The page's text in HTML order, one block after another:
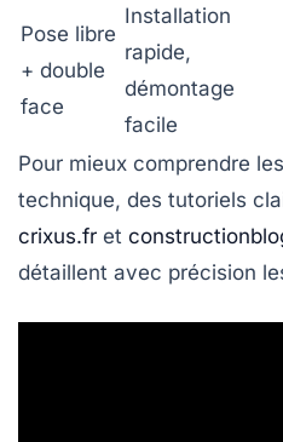
Pose libre
+ double
face
Installation
rapide,
démontage
facile
Pour mieux comprendre
technique, des tutoriels
crixus.fr et
détaillent avec précision